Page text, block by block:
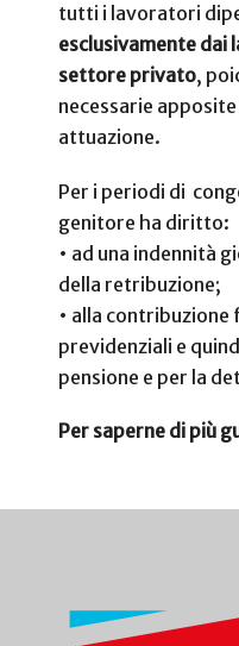
tutti i lavoratori
esclusivamente dai
settore privato,
necessarie
attuazione.
Per i periodi di
genitore ha diritto:
• ad una indennità
della retribuzione;
• alla
previdenziali e
pensione e per la
Per saperne di più